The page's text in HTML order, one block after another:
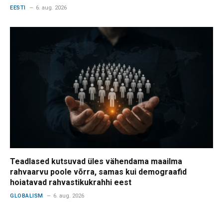
EESTI 6. aug. 2026
Teadlased kutsuvad üles vähendama maailma
rahvaarvu poole võrra, samas kui demograafid
hoiatavad rahvastikukrahhi eest
GLOBALISM 6. aug. 2026